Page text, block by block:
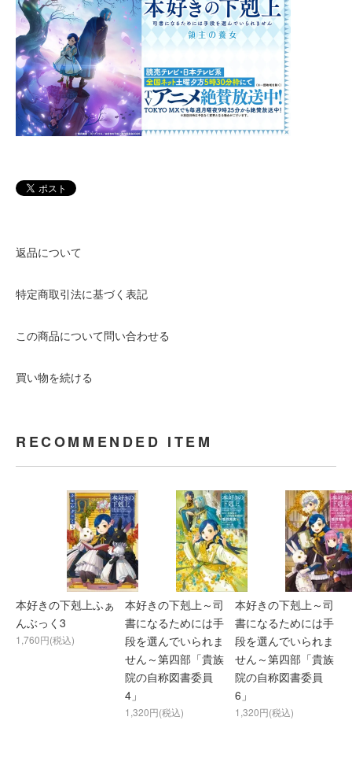
返品について
特定商取引法に基づく表記
この商品について問い合わせる
買い物を続ける
RECOMMENDED ITEM
本好きの下剋上ふぁ
んぶっく3
1,760円(税込)
本好きの下剋上～司
書になるためには手
段を選んでいられま
せん～第四部「貴族
院の自称図書委員
4」
1,320円(税込)
本好きの下剋上～司
書になるためには手
段を選んでいられま
せん～第四部「貴族
院の自称図書委員
6」
1,320円(税込)